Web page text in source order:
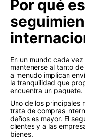
Por qué
En un mundo cada
mantenerse al tanto
a menudo implican
la tranquilidad que
encuentra un paquete.
Uno de los principales
trata de compras
daños es mayor. El
clientes y a las
bienes.